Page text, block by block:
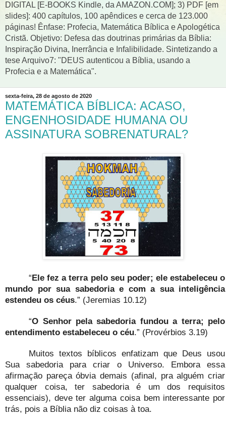
DIGITAL [E-BOOKS Kindle, da AMAZON.COM]; 3) PDF [em
slides]: 400 capítulos, 100 apêndices e cerca de 123.000
páginas! Ênfase: Profecia, Matemática Bíblica e Apologética
Cristã. Objetivo: Defesa das doutrinas primárias da Bíblia:
Inspiração Divina, Inerrância e Infalibilidade. Sintetizando a
tese Arquivo7: "DEUS autenticou a Bíblia, usando a
Profecia e a Matemática".
sexta-feira, 28 de agosto de 2020
MATEMÁTICA BÍBLICA: ACASO,
ENGENHOSIDADE HUMANA OU
ASSINATURA SOBRENATURAL?
“Ele fez a terra pelo seu poder; ele estabeleceu o
mundo por sua sabedoria e com a sua inteligência
estendeu os céus.” (Jeremias 10.12)
“O Senhor pela sabedoria fundou a terra; pelo
entendimento estabeleceu o céu.” (Provérbios 3.19)
Muitos textos bíblicos enfatizam que Deus usou
Sua sabedoria para criar o Universo. Embora essa
afirmação pareça óbvia demais (afinal, pra alguém criar
qualquer coisa, ter sabedoria é um dos requisitos
essenciais), deve ter alguma coisa bem interessante por
trás, pois a Bíblia não diz coisas à toa.